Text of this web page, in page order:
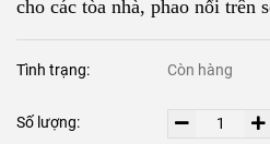
cho các tòa nhà, phao nổi trên
Tình trạng: Còn hàng
Số lượng: